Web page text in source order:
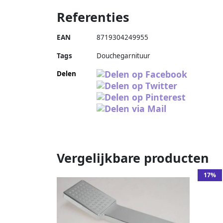
Referenties
EAN 8719304249955
Tags
Douchegarnituur
Delen
Vergelijkbare producten
17%